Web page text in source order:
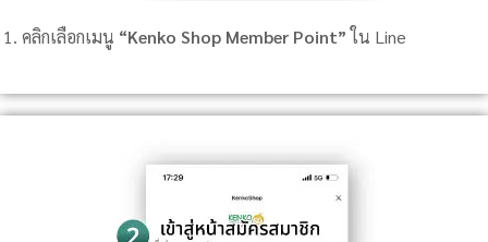
คลิกเลือกเมนู “Kenko Shop Member Point”ใน Line